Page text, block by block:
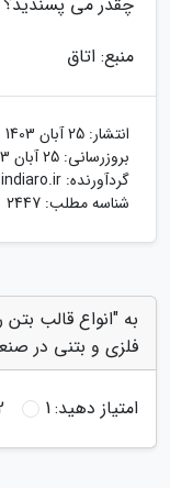
منبع: اتاق
انتشار: 25 آبان 1403
بروزرسانی: 25 آبان 1403
گردآورنده: indiaro.ir
شناسه مطلب: 2447
به "انواع قالب
فلزی و بتنی در
امتیاز دهید:1